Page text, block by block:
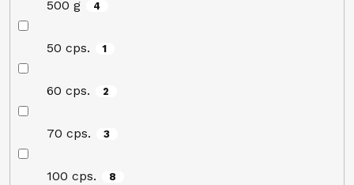
500 g 4
50 cps. 1
60 cps. 2
70 cps. 3
100 cps. 8